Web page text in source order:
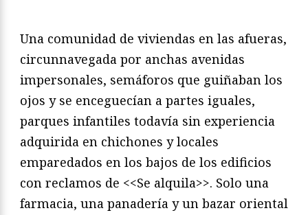
Una comunidad de viviendas en las afueras,
circunnavegada por anchas avenidas
impersonales, semáforos que guiñaban los
ojos y se enceguecían a partes iguales,
parques infantiles todavía sin experiencia
adquirida en chichones y locales
emparedados en los bajos de los edificios
con reclamos de <<Se alquila>>. Solo una
farmacia, una panadería y un bazar oriental